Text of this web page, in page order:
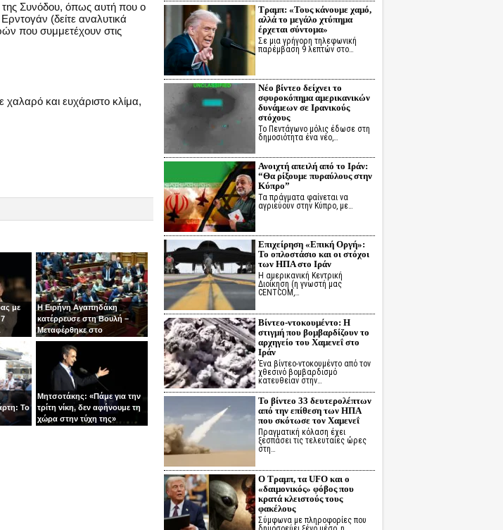
Συνόδου, όπως αυτή που ο
(δείτε αναλυτικά
που συμμετέχουν στις
χαλαρό και ευχάριστο κλίμα,
με
Η Ειρήνη Αγαπηδάκη
κατέρρευσε στη Βουλή –
Μεταφέρθηκε στο
νοσοκομείο με ασθενοφόρο
Το
Μητσοτάκης: «Πάμε για την
τρίτη νίκη, δεν αφήνουμε τη
χώρα στην τύχη της»
Τραμπ: «Τους κάνουμε χαμό,
αλλά το μεγάλο χτύπημα
έρχεται σύντομα»
Σε μια γρήγορη τηλεφωνική
παρέμβαση 9 λεπτών στο…
Νέο βίντεο δείχνει το
σφυροκόπημα αμερικανικών
δυνάμεων σε Ιρανικούς
στόχους
Το Πεντάγωνο μόλις έδωσε στη
δημοσιότητα ένα νέο,…
Ανοιχτή απειλή από το Ιράν:
“Θα ρίξουμε πυραύλους στην
Κύπρο”
Τα πράγματα φαίνεται να
αγριεύουν στην Κύπρο, με…
Επιχείρηση «Επική Οργή»:
Το οπλοστάσιο και οι στόχοι
των ΗΠΑ στο Ιράν
Η αμερικανική Κεντρική
Διοίκηση (η γνωστή μας
CENTCOM,…
Βίντεο-ντοκουμέντο: Η
στιγμή που βομβαρδίζουν το
αρχηγείο του Χαμενεΐ στο
Ιράν
Ένα βίντεο-ντοκουμέντο από τον
χθεσινό βομβαρδισμό
κατευθείαν στην…
Το βίντεο 33 δευτερολέπτων
από την επίθεση των ΗΠΑ
που σκότωσε τον Χαμενεΐ
Πραγματική κόλαση έχει
ξεσπάσει τις τελευταίες ώρες
στη…
Ο Τραμπ, τα UFO και ο
«δαιμονικός» φόβος που
κρατά κλειστούς τους
φακέλους
Σύμφωνα με πληροφορίες που